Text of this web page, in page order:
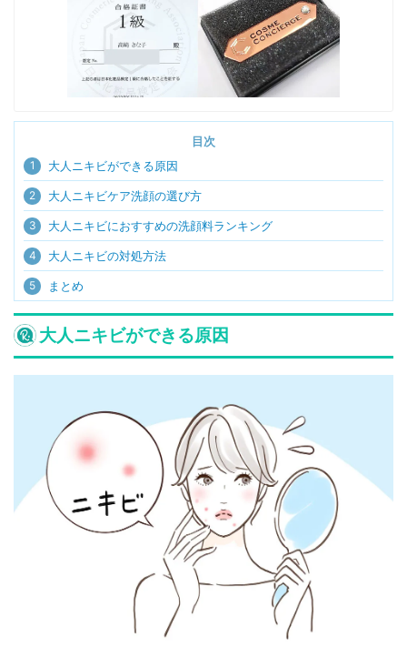
目次
1 大人ニキビができる原因
2 大人ニキビケア洗顔の選び方
3 大人ニキビにおすすめの洗顔料ランキング
4 大人ニキビの対処方法
5 まとめ
大人ニキビができる原因